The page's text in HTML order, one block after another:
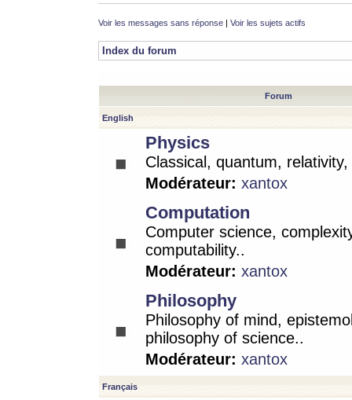
Voir les messages sans réponse | Voir les sujets actifs
Index du forum
Forum
English
Physics
Classical, quantum,
Modérateur: xantox
Computation
Computer science,
computability..
Modérateur: xantox
Philosophy
Philosophy of mind,
philosophy of science..
Modérateur: xantox
Français